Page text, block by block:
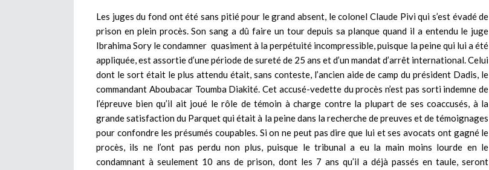
Les juges du fond ont été sans pitié pour le grand absent, le colonel Claude Pivi qui s’est évadé de
prison en plein procès. Son sang a dû faire un tour depuis sa planque quand il a entendu le juge
Ibrahima Sory le condamner quasiment à la perpétuité incompressible, puisque la peine qui lui a été
appliquée, est assortie d’une période de sureté de 25 ans et d’un mandat d’arrêt international. Celui
dont le sort était le plus attendu était, sans conteste, l’ancien aide de camp du président Dadis, le
commandant Aboubacar Toumba Diakité. Cet accusé-vedette du procès n’est pas sorti indemne de
l’épreuve bien qu’il ait joué le rôle de témoin à charge contre la plupart de ses coaccusés, à la
grande satisfaction du Parquet qui était à la peine dans la recherche de preuves et de témoignages
pour confondre les présumés coupables. Si on ne peut pas dire que lui et ses avocats ont gagné le
procès, ils ne l’ont pas perdu non plus, puisque le tribunal a eu la main moins lourde en le
condamnant à seulement 10 ans de prison, dont les 7 ans qu’il a déjà passés en taule, seront